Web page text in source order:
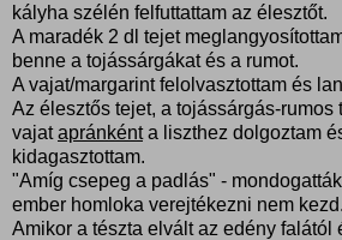
kályha szélén felfuttattam az élesztőt.
A maradék 2 dl tejet
benne a tojássárgákat és a rumot.
A vajat/margarint felolvasztottam és
Az élesztős tejet, a tojássárgás-rumos
vajatapránkénta liszthez dolgoztam
kidagasztottam.
"Amíg csepeg a padlás" -
ember homloka verejtékezni nem kezd.
Amikor a tészta elvált az edény falától